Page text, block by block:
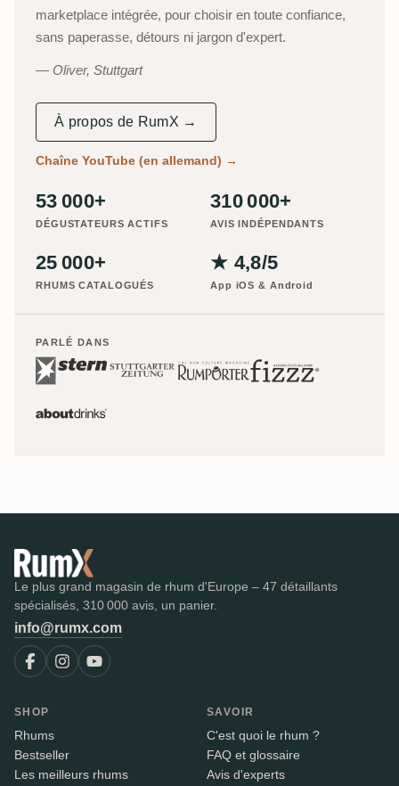
marketplace intégrée, pour choisir en toute confiance,
sans paperasse, détours ni jargon d'expert.
Oliver, Stuttgart
À propos de RumX →
Chaîne YouTube (en allemand) →
53 000+
DÉGUSTATEURS ACTIFS
310 000+
AVIS INDÉPENDANTS
25 000+
RHUMS CATALOGUÉS
★ 4,8/5
App iOS & Android
PARLÉ DANS
Le plus grand magasin de rhum d'Europe – 47 détaillants
spécialisés, 310 000 avis, un panier.
info@rumx.com
SHOP
Rhums
Bestseller
Les meilleurs rhums
SAVOIR
C'est quoi le rhum ?
FAQ et glossaire
Avis d'experts